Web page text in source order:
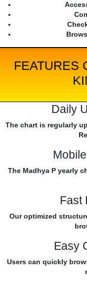
FEATURES
Daily
The chart is regularly
The Madhya P yearly
Fast
Our optimized
Easy
Users can quickly